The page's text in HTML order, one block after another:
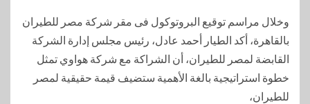
وخلال مراسم توقيع البروتوكول فى مقر شركة مصر للطيران
بالقاهرة، أكد الطيار أحمد عادل، رئيس مجلس إدارة الشركة
القابضة لمصر للطيران، أن الشراكة مع شركة هواوي تمثل
خطوة استراتيجية بالغة الأهمية ستضيف قيمة حقيقية لمصر
للطيران،